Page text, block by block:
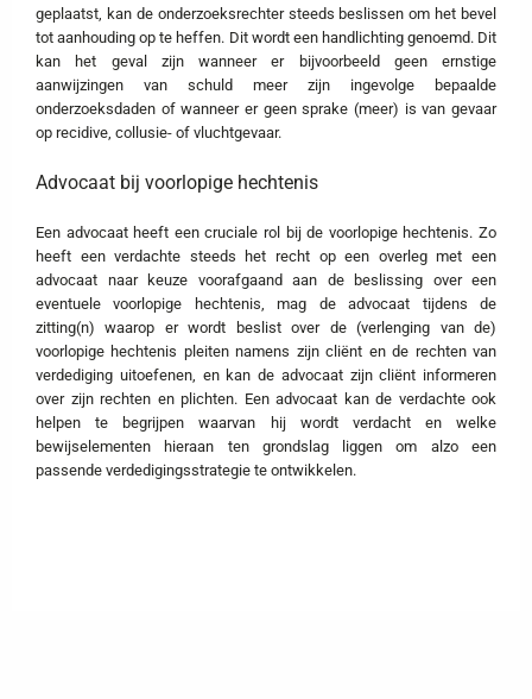
geplaatst, kan de onderzoeksrechter steeds beslissen om het bevel
tot aanhouding op te heffen. Dit wordt een handlichting genoemd. Dit
kan het geval zijn wanneer er bijvoorbeeld geen ernstige
aanwijzingen van schuld meer zijn ingevolge bepaalde
onderzoeksdaden of wanneer er geen sprake (meer) is van gevaar
op recidive, collusie- of vluchtgevaar.
Advocaat bij voorlopige hechtenis
Een advocaat heeft een cruciale rol bij de voorlopige hechtenis. Zo
heeft een verdachte steeds het recht op een overleg met een
advocaat naar keuze voorafgaand aan de beslissing over een
eventuele voorlopige hechtenis, mag de advocaat tijdens de
zitting(n) waarop er wordt beslist over de (verlenging van de)
voorlopige hechtenis pleiten namens zijn cliënt en de rechten van
verdediging uitoefenen, en kan de advocaat zijn cliënt informeren
over zijn rechten en plichten. Een advocaat kan de verdachte ook
helpen te begrijpen waarvan hij wordt verdacht en welke
bewijselementen hieraan ten grondslag liggen om alzo een
passende verdedigingsstrategie te ontwikkelen.